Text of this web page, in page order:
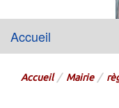
Lasserre-Pradère
Site
Accueil
Accueil Mairie